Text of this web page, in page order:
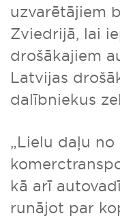
uzvarētājiem
Zviedrijā, lai
drošākajiem
Latvijas
dalībniekus
„Lielu daļu
kā arī
runājot par